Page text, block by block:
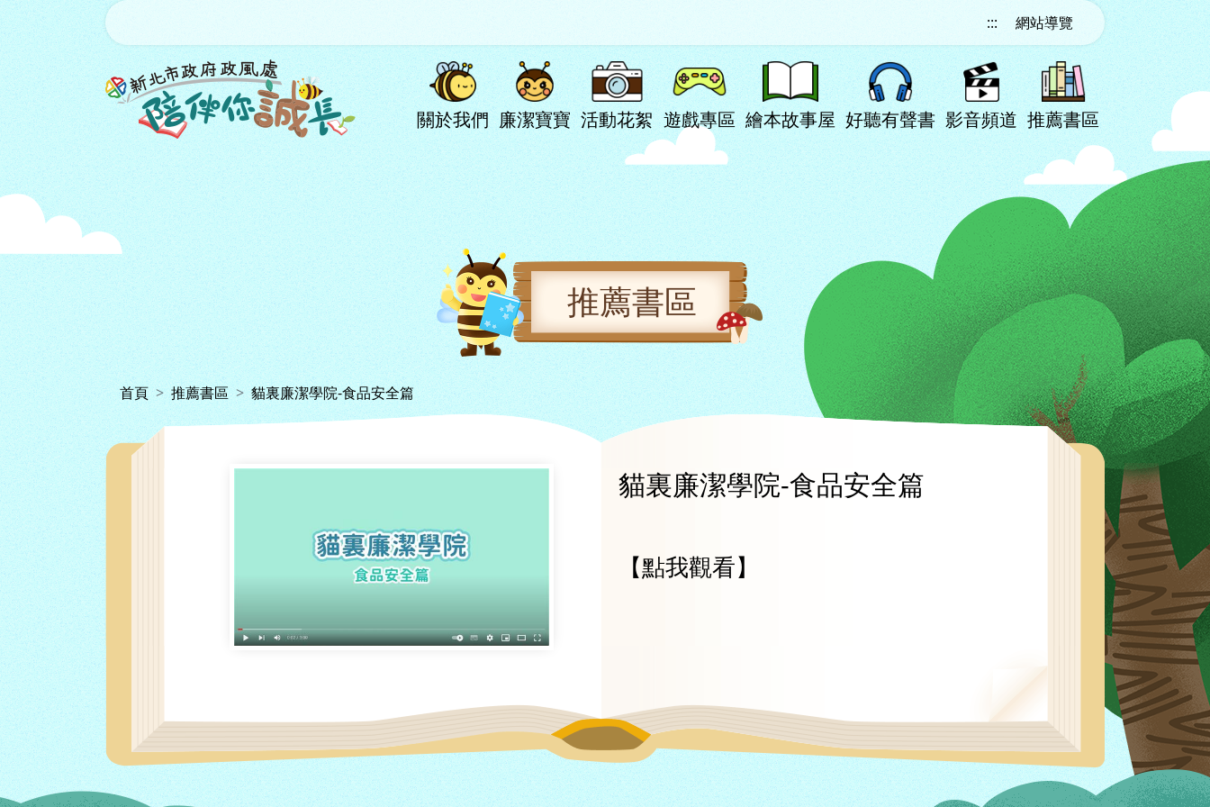
跳到主要內容區塊
::: 網站導覽
關於我們 廉潔寶寶 活動花絮 遊戲專區 繪本故事屋 好聽有聲書 影音頻道 推薦書區
推薦書區
::: 首頁 推薦書區 貓裏廉潔學院-食品安全篇
貓裏廉潔學院-食品安全篇
【點我觀看】